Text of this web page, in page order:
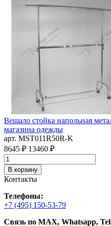
Вешало стойка напольная
магазина одежды
арт. MST011R50R-K
8645 ₽ 13460 ₽
В корзину
Контакты
Телефоны:
+7 (495) 150-53-79
Связь по MAX, Whatsapp,